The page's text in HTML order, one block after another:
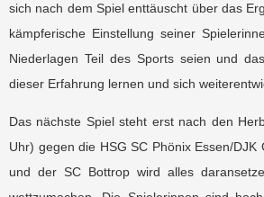
sich nach dem Spiel enttäuscht über das
kämpferische Einstellung seiner
Niederlagen Teil des Sports seien und
dieser Erfahrung lernen und sich
Das nächste Spiel steht erst nach den
Uhr) gegen die HSG SC Phönix Essen/DJK
und der SC Bottrop wird alles